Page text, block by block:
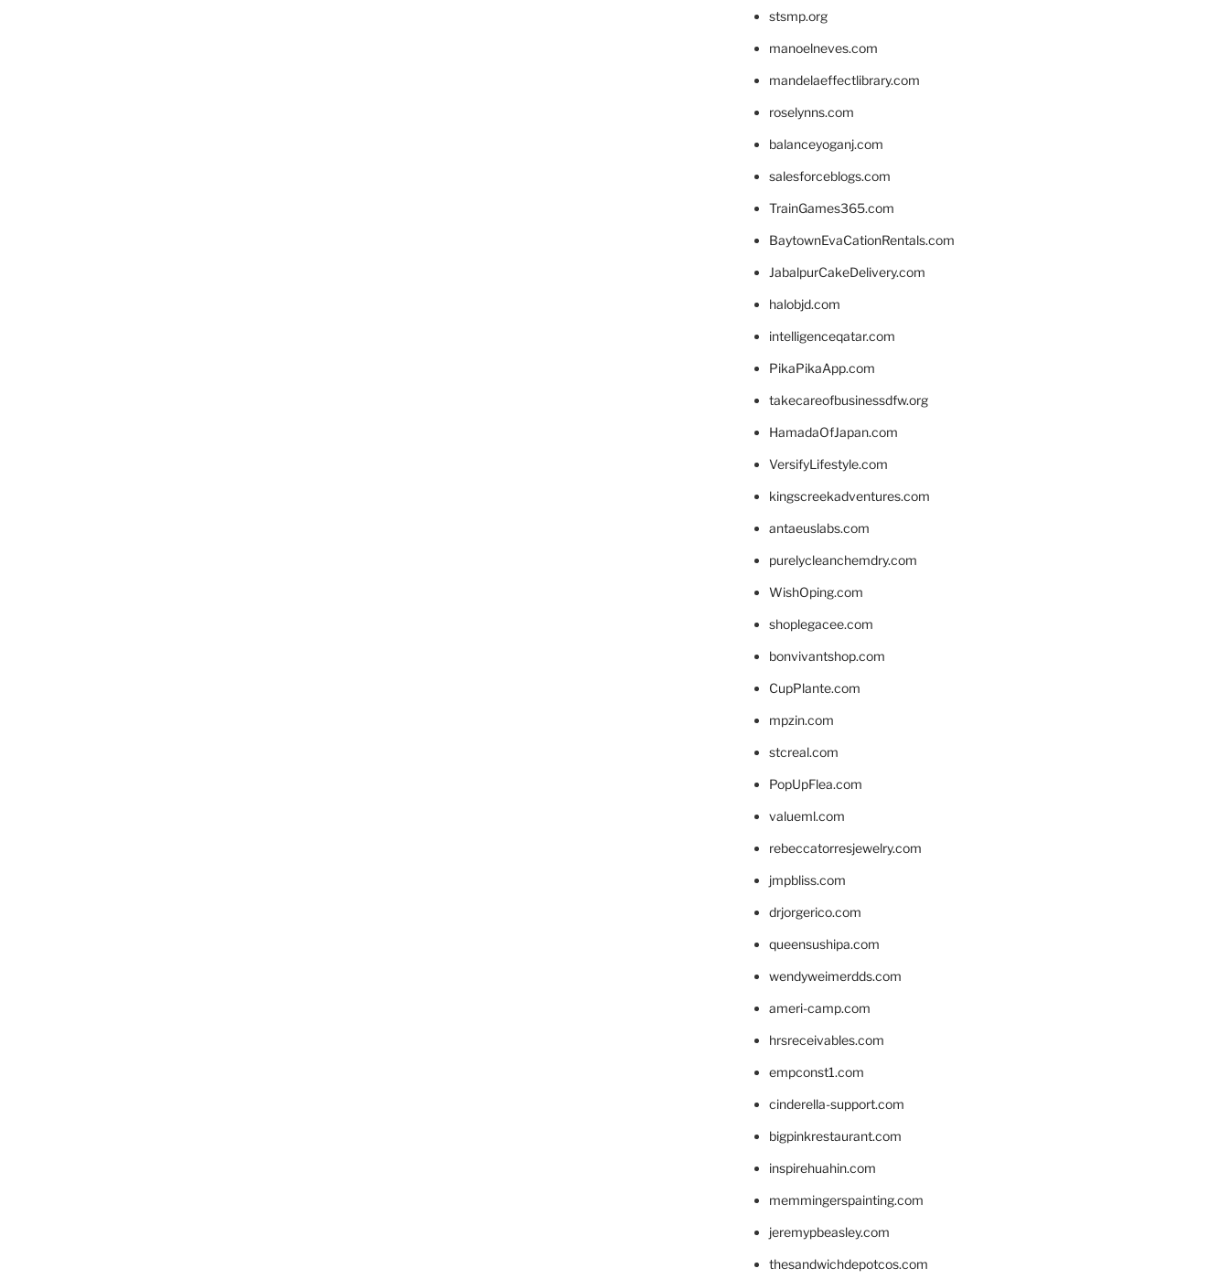
stsmp.org
manoelneves.com
mandelaeffectlibrary.com
roselynns.com
balanceyoganj.com
salesforceblogs.com
TrainGames365.com
BaytownEvaCationRentals.com
JabalpurCakeDelivery.com
halobjd.com
intelligenceqatar.com
PikaPikaApp.com
takecareofbusinessdfw.org
HamadaOfJapan.com
VersifyLifestyle.com
kingscreekadventures.com
antaeuslabs.com
purelycleanchemdry.com
WishOping.com
shoplegacee.com
bonvivantshop.com
CupPlante.com
mpzin.com
stcreal.com
PopUpFlea.com
valueml.com
rebeccatorresjewelry.com
jmpbliss.com
drjorgerico.com
queensushipa.com
wendyweimerdds.com
ameri-camp.com
hrsreceivables.com
empconst1.com
cinderella-support.com
bigpinkrestaurant.com
inspirehuahin.com
memmingerspainting.com
jeremypbeasley.com
thesandwichdepotcos.com